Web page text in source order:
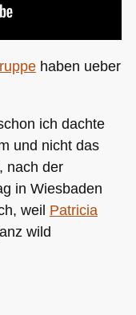
haben ueber
ich dachte
und nicht das
nach der
in Wiesbaden
weil Patricia
wild